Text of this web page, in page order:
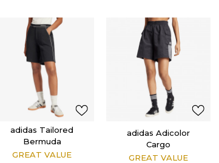
adidas Tailored
Bermuda
GREAT VALUE
adidas Adicolor
Cargo
GREAT VALUE